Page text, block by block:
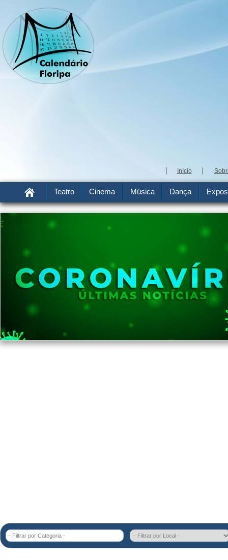
Início
Teatro Cinema Música Dança
- Filtrar por Categoria -